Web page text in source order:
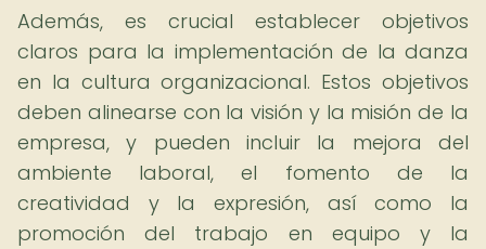
Además, es crucial establecer objetivos
claros para la implementación de la danza
en la cultura organizacional. Estos objetivos
deben alinearse con la visión y la misión de la
empresa, y pueden incluir la mejora del
ambiente laboral, el fomento de la
creatividad y la expresión, así como la
promoción del trabajo en equipo y la